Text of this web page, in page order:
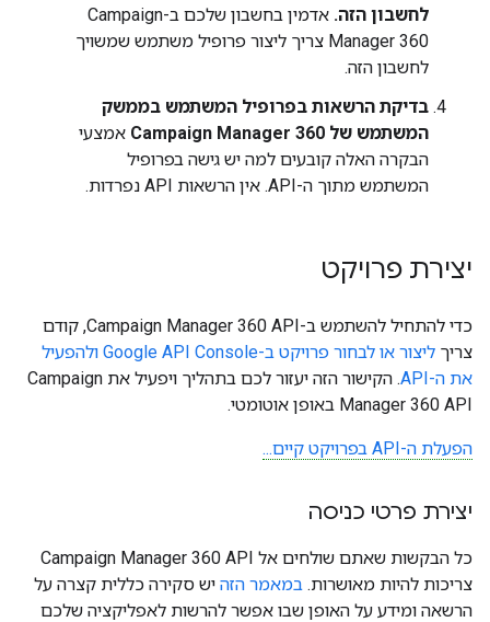
לחשבון הזה.
אדמין בחשבון שלכם ב-Campaign
Manager 360 צריך ליצור פרופיל משתמש שמשויך
לחשבון הזה.
בדיקת הרשאות בפרופיל המשתמש בממשק
המשתמש של Campaign Manager 360
אמצעי
הבקרה האלה קובעים למה יש גישה בפרופיל
המשתמש מתוך ה-API. אין הרשאות API נפרדות.
יצירת פרויקט
כדי להתחיל להשתמש ב-Campaign Manager 360 API, קודם
צריך
ליצור או לבחור פרויקט ב-Google API Console ולהפעיל
את ה-API
. הקישור הזה יעזור לכם בתהליך ויפעיל את Campaign
Manager 360 API באופן אוטומטי.
הפעלת ה-API בפרויקט קיים...
יצירת פרטי כניסה
כל הבקשות שאתם שולחים אל Campaign Manager 360 API
צריכות להיות מאושרות. במאמר הזה יש סקירה כללית קצרה על
הרשאה ומידע על האופן שבו אפשר להרשות לאפליקציה שלכם